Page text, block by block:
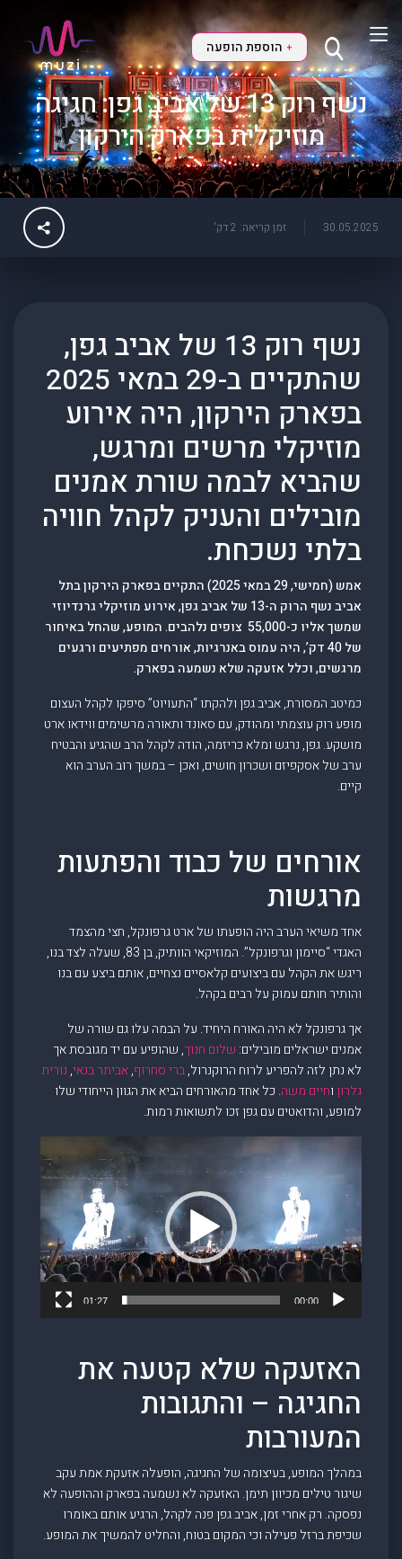
+ הוספת הופעה
נשף רוק 13 של אביב גפן: חגיגה
מוזיקלית בפארק הירקון
30.05.2025 זמן קריאה: 2 דק'
נשף רוק 13
של אביב גפן,
שהתקיים ב-29 במאי 2025
בפארק הירקון, היה אירוע
מוזיקלי מרשים ומרגש,
שהביא לבמה שורת אמנים
מובילים והעניק לקהל חוויה
בלתי נשכחת.
אמש (חמישי, 29 במאי 2025) התקיים בפארק הירקון בתל
אביב נשף הרוק ה-13 של אביב גפן, אירוע מוזיקלי גרנדיוזי
שמשך אליו כ-55,000 צופים נלהבים. המופע, שהחל באיחור
של 40 דק’, היה עמוס באנרגיות, אורחים מפתיעים ורגעים
מרגשים, וכלל אזעקה שלא נשמעה בפארק.
כמיטב המסורת, אביב גפן ולהקתו “התעויוט” סיפקו לקהל העצום
מופע רוק עוצמתי ומהודק, עם סאונד ותאורה מרשימים ווידאו ארט
מושקע. גפן, נרגש ומלא כריזמה, הודה לקהל הרב שהגיע והבטיח
ערב של אסקפיזם ושכרון חושים, ואכן – במשך רוב הערב הוא
קיים.
אורחים של כבוד והפתעות
מרגשות
אחד משיאי הערב היה הופעתו של ארט גרפונקל, חצי מהצמד
האגדי “סיימון וגרפונקל”. המוזיקאי הוותיק, בן 83, שעלה לצד בנו,
ריגש את הקהל עם ביצועים קלאסיים נצחיים, אותם ביצע עם בנו
והותיר חותם עמוק על רבים בקהל.
אך גרפונקל לא היה האורח היחיד. על הבמה עלו גם שורה של
אמנים ישראלים מובילים: שלום חנוך, שהופיע עם יד מגובסת אך
לא נתן לזה להפריע לרוח הרוקנרול,ברי סחרוף,אביתר בנאי, נורית
גלרון וחיים משה. כל אחד מהאורחים הביא את הגוון הייחודי שלו
למופע, והדואטים עם גפן זכו לתשואות רמות.
Video
00:00
01:27
האזעקה שלא קטעה את
החגיגה – והתגובות
המעורבות
במהלך המופע, בעיצומה של החגיגה, הופעלה אזעקת אמת עקב
שיגור טילים מכיוון תימן. האזעקה לא נשמעה בפארק וההופעה לא
נפסקה. רק אחרי זמן, אביב גפן פנה לקהל, הרגיע אותם באומרו
שכיפת ברזל פעילה וכי המקום בטוח, והחליט להמשיך את המופע.